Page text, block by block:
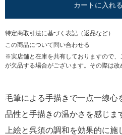
カートに入れる
特定商取引法に基づく表記（返品など）
この商品について問い合わせる
※実店舗と在庫を共有しておりますので
が欠品する場合がございます。その際は改
毛筆による手描きで一点一線心
品性と手描きの温かさを感じま
上絵と呉須の調和を効果的に